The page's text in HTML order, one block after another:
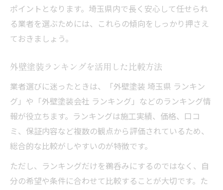
ポイントとなります。埼玉県内で長く安心して任せられ
る業者を選ぶためには、これらの傾向をしっかり押さえ
ておきましょう。
外壁塗装ランキングを活用した比較方法
業者選びに迷ったときは、「外壁塗装 埼玉県 ランキン
グ」や「外壁塗装会社 ランキング」などのランキング情
報が役立ちます。ランキングは施工実績、価格、口コ
ミ、保証内容など複数の観点から評価されているため、
総合的な比較がしやすいのが特徴です。
ただし、ランキングだけを鵜呑みにするのではなく、自
分の希望や条件に合わせて比較することが大切です。た